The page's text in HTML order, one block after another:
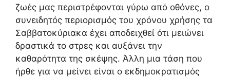
ζωές μας περιστρέφονται γύρω από οθόνες, ο
συνειδητός περιορισμός του χρόνου χρήσης τα
Σαββατοκύριακα έχει αποδειχθεί ότι μειώνει
δραστικά το στρες και αυξάνει την
καθαρότητα της σκέψης. Άλλη μια τάση που
ήρθε για να μείνει είναι ο εκδημοκρατισμός